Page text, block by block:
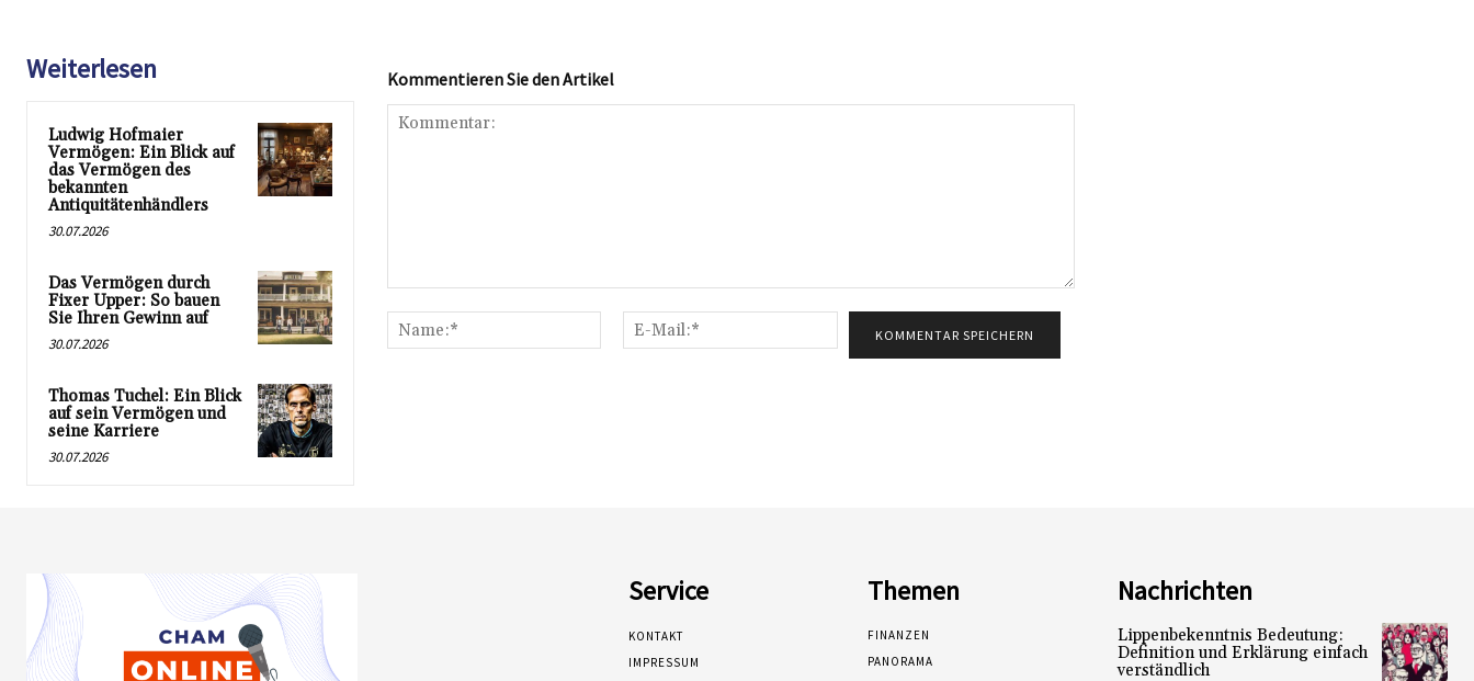
Weiterlesen
Ludwig Hofmaier
Vermögen: Ein Blick auf
das Vermögen des
bekannten
Antiquitätenhändlers
30.07.2026
Das Vermögen durch
Fixer Upper: So bauen
Sie Ihren Gewinn auf
30.07.2026
Thomas Tuchel: Ein Blick
auf sein Vermögen und
seine Karriere
30.07.2026
Kommentieren Sie den Artikel
Name:*
Mail:*
Service
KONTAKT
IMPRESSUM
Themen
FINANZEN
PANORAMA
Nachrichten
Lippenbekenntnis Bedeutung:
Definition und Erklärung einfach
verständlich